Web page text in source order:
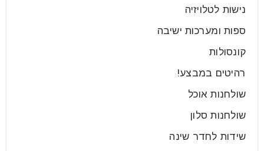
קרא עוד
נישות לטלויזיה
ספות ומערכות ישיבה
קונסולות
רהיטים במבצע!
שולחנות אוכל
שולחנות סלון
שידות לחדר שינה